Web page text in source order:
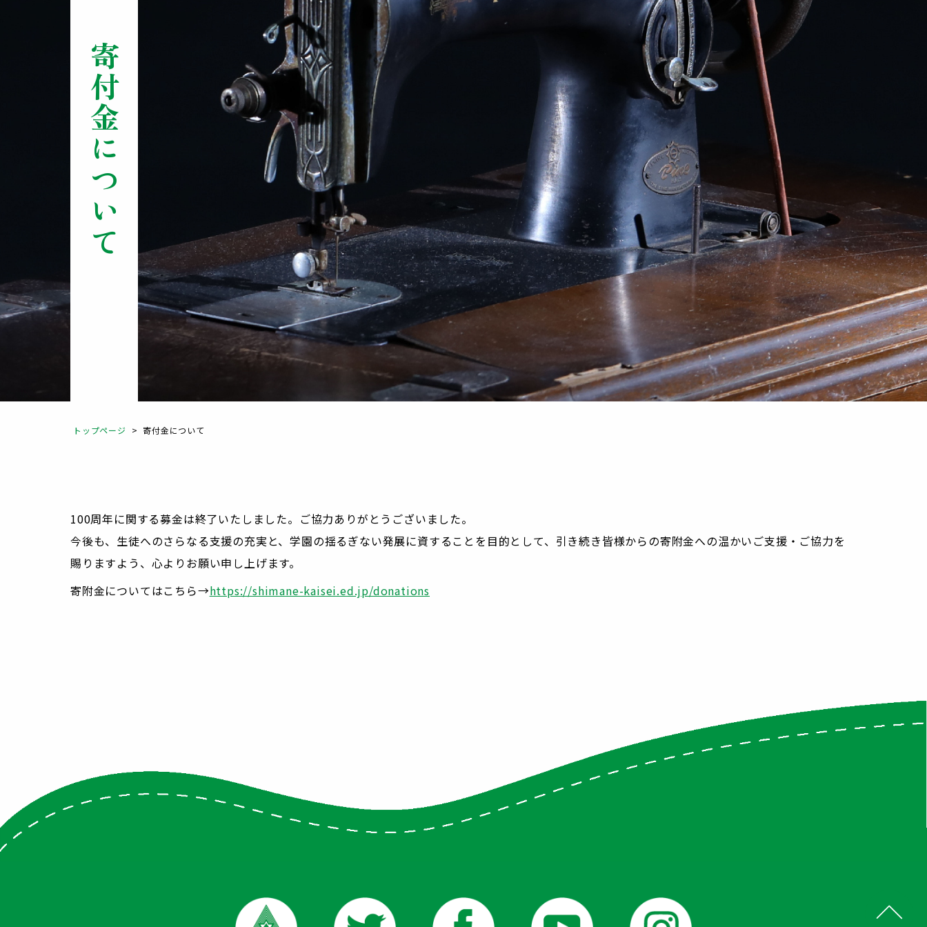
寄付金について
トップページ > 寄付金について
100周年に関する募金は終了いたしました。ご協力ありがとうございました。
今後も、生徒へのさらなる支援の充実と、学園の揺るぎない発展に資することを目的として、引き続き皆様からの寄附金への温かいご支援・ご協力を
賜りますよう、心よりお願い申し上げます。
寄附金についてはこちら→https://shimane-kaisei.ed.jp/donations